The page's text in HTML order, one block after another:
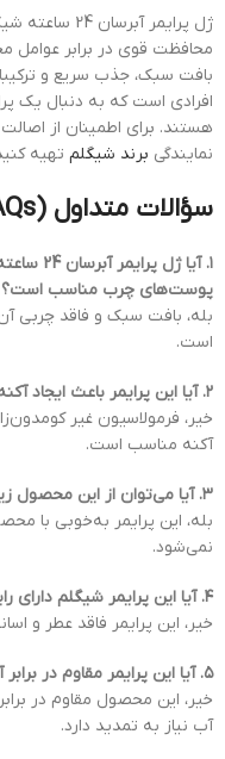
محافظت قوی در برابر عوامل
بافت سبک، جذب سریع و
افرادی است که به دنبال یک
هستند. برای اطمینان از
نمایندگی برند شیگلم تهیه
سؤالات متداول (FAQs)
۱. آیا ژل پرایمر آبرسان 24 ساعته شیگلم
پوست‌های چرب مناسب است؟
بله، بافت سبک و فاقد چربی
است.
۲. آیا این پرایمر باعث ایجاد آکنه می‌شود؟
خیر، فرمولاسیون غیر
آکنه مناسب است.
۳. آیا می‌توان از این محصول زیر آرایش استفاده کرد؟
بله، این پرایمر به‌خوبی با
نمی‌شود.
۴. آیا این پرایمر شیگلم دارای رایحه است؟
خیر، این پرایمر فاقد عطر و
۵. آیا این پرایمر مقاوم در برابر آب است؟
خیر، این محصول مقاوم در
آب نیاز به تمدید دارد.